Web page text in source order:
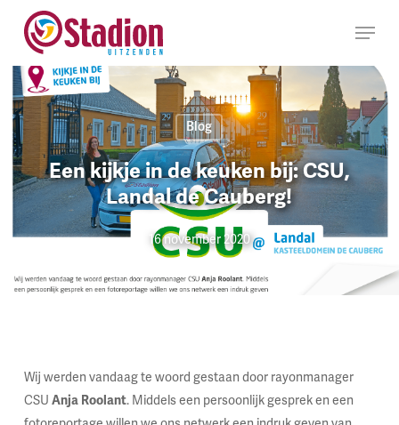
naar
hoofdinhoud
Menu
Blog
Een kijkje in de keuken bij: CSU,
Landal de Cauberg!
16 november 2020
Wij werden vandaag te woord gestaan door rayonmanager
CSU Anja Roolant. Middels een persoonlijk gesprek en een